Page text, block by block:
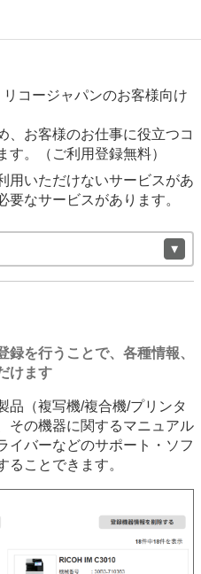
コージャパンのお客様向け
、お客様のお仕事に役立つコ
す。（ご利用登録無料）
用いただけないサービスがあ
要なサービスがあります。
録を行うことで、各種情報、
けます
品（複写機/複合機/プリンタ
その機器に関するマニュアル
イバーなどのサポート・ソフ
ることできます。